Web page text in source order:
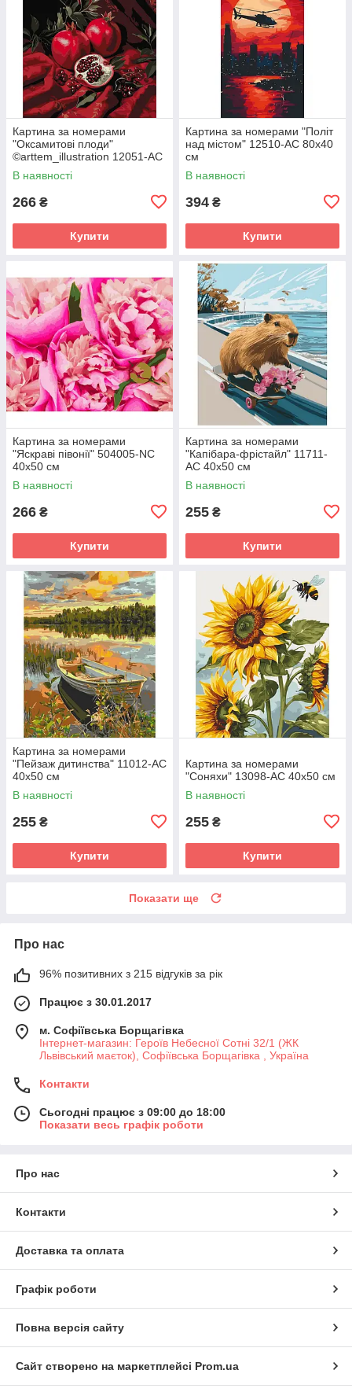
Картина за номерами
"Оксамитові плоди"
©arttem_illustration 12051-AC
50х40 см
В наявності
266 ₴
Купити
Картина за номерами "Політ
над містом" 12510-AC 80х40
см
В наявності
394 ₴
Купити
Картина за номерами
"Яскраві півонії" 504005-NC
40х50 см
В наявності
266 ₴
Купити
Картина за номерами
"Капібара-фрістайл" 11711-
AC 40х50 см
В наявності
255 ₴
Купити
Картина за номерами
"Пейзаж дитинства" 11012-AC
40х50 см
В наявності
255 ₴
Купити
Картина за номерами
"Соняхи" 13098-AC 40х50 см
В наявності
255 ₴
Купити
Показати ще
Про нас
96% позитивних з 215 відгуків за рік
Працює з 30.01.2017
м. Софіївська Борщагівка
Інтернет-магазин: Героїв Небесної Сотні 32/1 (ЖК
Львівський маєток), Софіївська Борщагівка , Україна
Контакти
Сьогодні працює з 09:00 до 18:00
Показати весь графік роботи
Про нас
Контакти
Доставка та оплата
Графік роботи
Повна версія сайту
Сайт створено на маркетплейсі Prom.ua